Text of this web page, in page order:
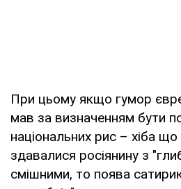
При цьому якщо гумор
мав за визначенням бути
національних рис – хіба
здавалися росіянину з
смішними, то поява